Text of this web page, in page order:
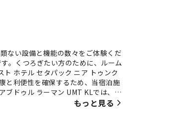
ない設備と機能の数々をご体験くだ
。くつろぎたい方のために、ルーム
ホテル セタパック ニア トゥンク
と利便性を確保するため、当宿泊施
ブドゥル ラーマン UMT KLでは、快
す。より楽しい滞在のために、当宿
もっと見る